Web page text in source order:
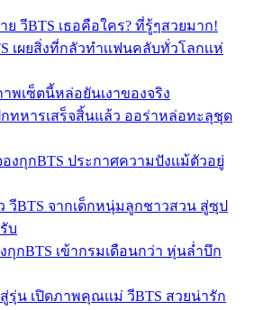
ย วีBTS เธอคือใคร? ที่รู้ๆสวยมาก!
เผยสิ่งที่กลัวทำเเฟนคลับทั่วโลกเเห่
าพเซ็ตนี้หล่อยันเงาของจริง
กทหารเสร็จสิ้นแล้ว ออร่าหล่อทะลุชุด
งกุกBTS ประกาศความปังเเม้ตัวอยู่
วีBTS จากเด็กหนุ่มลูกชาวสวน สู่ซุป
บ
กุกBTS เข้ากรมเดือนกว่า หุ่นล่ำบึก
รุ่น เปิดภาพคุณเเม่ วีBTS สวยน่ารัก